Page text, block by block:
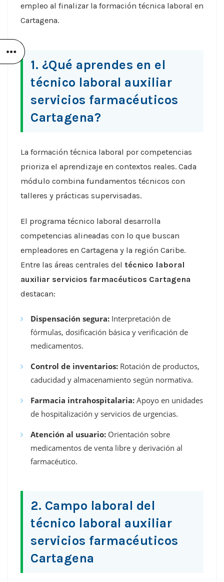
empleo al finalizar la formación técnica laboral en
Cartagena.
1. ¿Qué aprendes en el
técnico laboral auxiliar
servicios farmacéuticos
Cartagena?
La formación técnica laboral por competencias
prioriza el aprendizaje en contextos reales. Cada
módulo combina fundamentos técnicos con
talleres y prácticas supervisadas.
El programa técnico laboral desarrolla
competencias alineadas con lo que buscan
empleadores en Cartagena y la región Caribe.
Entre las áreas centrales del técnico laboral
auxiliar servicios farmacéuticos Cartagena
destacan:
Dispensación segura: Interpretación de
fórmulas, dosificación básica y verificación de
medicamentos.
Control de inventarios: Rotación de productos,
caducidad y almacenamiento según normativa.
Farmacia intrahospitalaria: Apoyo en unidades
de hospitalización y servicios de urgencias.
Atención al usuario: Orientación sobre
medicamentos de venta libre y derivación al
farmacéutico.
2. Campo laboral del
técnico laboral auxiliar
servicios farmacéuticos
Cartagena